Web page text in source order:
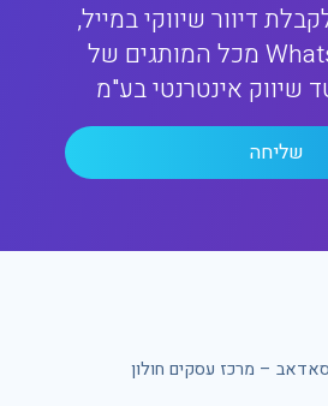
דיוור שיווקי במייל,
SMS, ו-WhatsApp מכל המותגים של
שיווק אינטרנטי בע"מ